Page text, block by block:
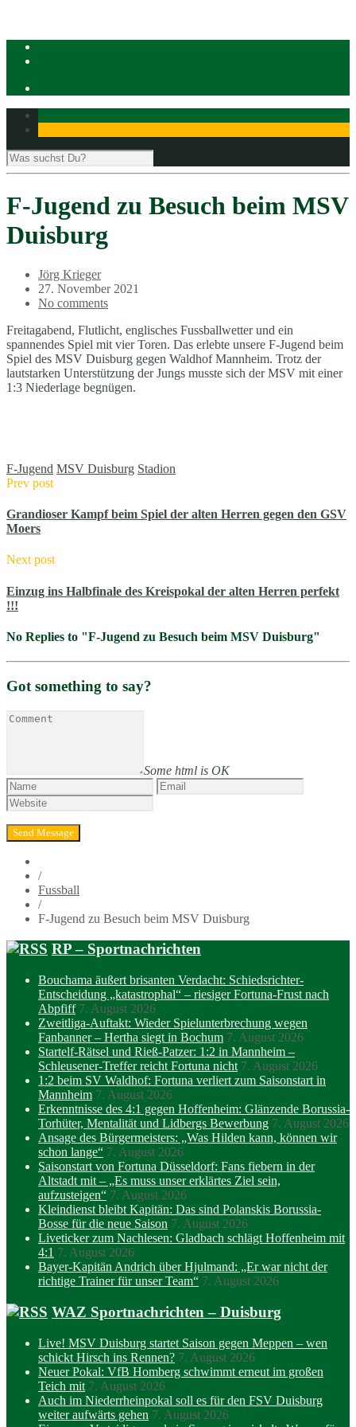
F-Jugend zu Besuch beim MSV
Duisburg
Jörg Krieger
27. November 2021
No comments
Freitagabend, Flutlicht, englisches Fussballwetter und ein
spannendes Spiel mit vier Toren. Das erlebte unsere F-Jugend beim
Spiel des MSV Duisburg gegen Waldhof Mannheim. Trotz der
lautstarken Unterstützung der Jungs musste sich der MSV mit einer
1:3 Niederlage begnügen.
F-Jugend MSV Duisburg Stadion
Prev post
Grandioser Kampf beim Spiel der alten Herren gegen den GSV
Moers
Next post
Einzug ins Halbfinale des Kreispokal der alten Herren perfekt
!!!
No Replies to "F-Jugend zu Besuch beim MSV Duisburg"
Got something to say?
Some html is OK
/
Fussball
/
F-Jugend zu Besuch beim MSV Duisburg
RP – Sportnachrichten
Bouchama äußert brisanten Verdacht: Schiedsrichter-
Entscheidung „katastrophal“ – riesiger Fortuna-Frust nach
Abpfiff 7. August 2026
Zweitliga-Auftakt: Wieder Spielunterbrechung wegen
Fanbanner – Hertha siegt in Bochum 7. August 2026
Startelf-Rätsel und Rieß-Patzer: 1:2 in Mannheim –
Schleusener-Treffer reicht Fortuna nicht 7. August 2026
1:2 beim SV Waldhof: Fortuna verliert zum Saisonstart in
Mannheim 7. August 2026
Erkenntnisse des 4:1 gegen Hoffenheim: Glänzende Borussia-
Torhüter, Mentalität und Lidbergs Bewerbung 7. August 2026
Ansage des Bürgermeisters: „Was Hilden kann, können wir
schon lange“ 7. August 2026
Saisonstart von Fortuna Düsseldorf: Fans fiebern in der
Altstadt mit – „Es muss unser erklärtes Ziel sein,
aufzusteigen“ 7. August 2026
Kleindienst bleibt Kapitän: Das sind Polanskis Borussia-
Bosse für die neue Saison 7. August 2026
Liveticker zum Nachlesen: Gladbach schlägt Hoffenheim mit
4:1 7. August 2026
Bayer-Kapitän Andrich über Hjulmand: „Er war nicht der
richtige Trainer für unser Team“ 7. August 2026
WAZ Sportnachrichten – Duisburg
Live! MSV Duisburg startet Saison gegen Meppen – wen
schickt Hirsch ins Rennen? 7. August 2026
Neuer Pokal: VfB Homberg schwimmt erneut im großen
Teich mit 7. August 2026
Auch im Niederrheinpokal soll es für den FSV Duisburg
weiter aufwärts gehen 7. August 2026